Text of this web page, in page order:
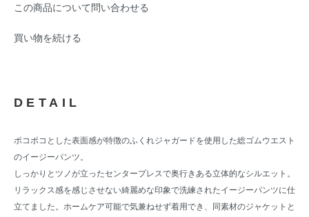
この商品について問い合わせる
買い物を続ける
DETAIL
ポコポコとした表面感が特徴のふくれジャガードを使用した総ゴムウエスト
のイージーパンツ。
しっかりとツノが立ったセンタープレスで奥行きある立体的なシルエット。
リラックス感を感じさせない綺麗めな印象で洗練されたイージーパンツに仕
立てました。ホームケア可能で気兼ねせず着用でき、同素材のジャケットと